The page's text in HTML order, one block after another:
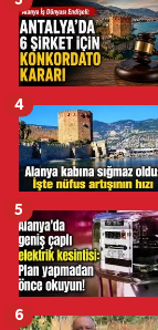
4
5
6